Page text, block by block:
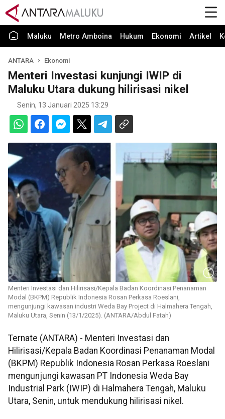
Maluku Metro Amboina Hukum Ekonomi Artikel
ANTARA Ekonomi
Menteri Investasi kunjungi IWIP di
Maluku Utara dukung hilirisasi nikel
Senin, 13 Januari 2025 13:29
Menteri Investasi dan Hilirisasi/Kepala Badan Koordinasi Penanaman
Modal (BKPM) Republik Indonesia Rosan Perkasa Roeslani,
mengunjungi kawasan industri Weda Bay Project di Halmahera Tengah,
Maluku Utara, Senin (13/1/2025). (ANTARA/Abdul Fatah)
Ternate (ANTARA) - Menteri Investasi dan
Hilirisasi/Kepala Badan Koordinasi Penanaman Modal
(BKPM) Republik Indonesia Rosan Perkasa Roeslani
mengunjungi kawasan PT Indonesia Weda Bay
Industrial Park (IWIP) di Halmahera Tengah, Maluku
Utara, Senin, untuk mendukung hilirisasi nikel.